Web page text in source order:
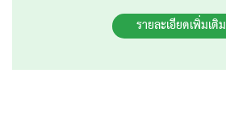
รายละเอียดเพิ่มเติม